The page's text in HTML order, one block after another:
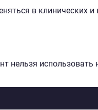
в клинических
нельзя использовать